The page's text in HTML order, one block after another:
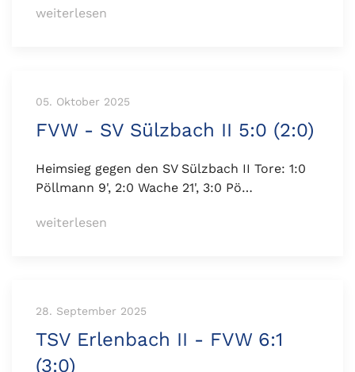
weiterlesen
05. Oktober 2025
FVW - SV Sülzbach II 5:0 (2:0)
Heimsieg gegen den SV Sülzbach II Tore: 1:0
Pöllmann 9', 2:0 Wache 21', 3:0 Pö…
weiterlesen
28. September 2025
TSV Erlenbach II - FVW 6:1
(3:0)